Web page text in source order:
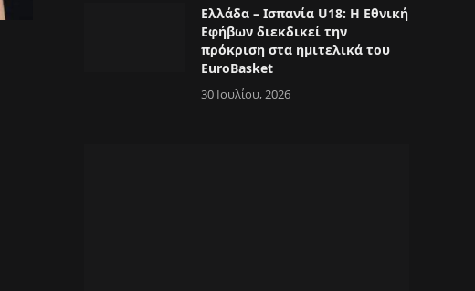
Ελλάδα – Ισπανία U18: Η Εθνική
Εφήβων διεκδικεί την
πρόκριση στα ημιτελικά του
EuroBasket
30 Ιουλίου, 2026